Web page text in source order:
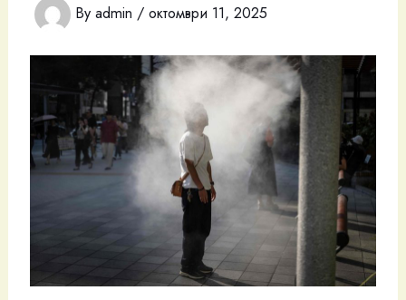
By admin / октомври 11, 2025